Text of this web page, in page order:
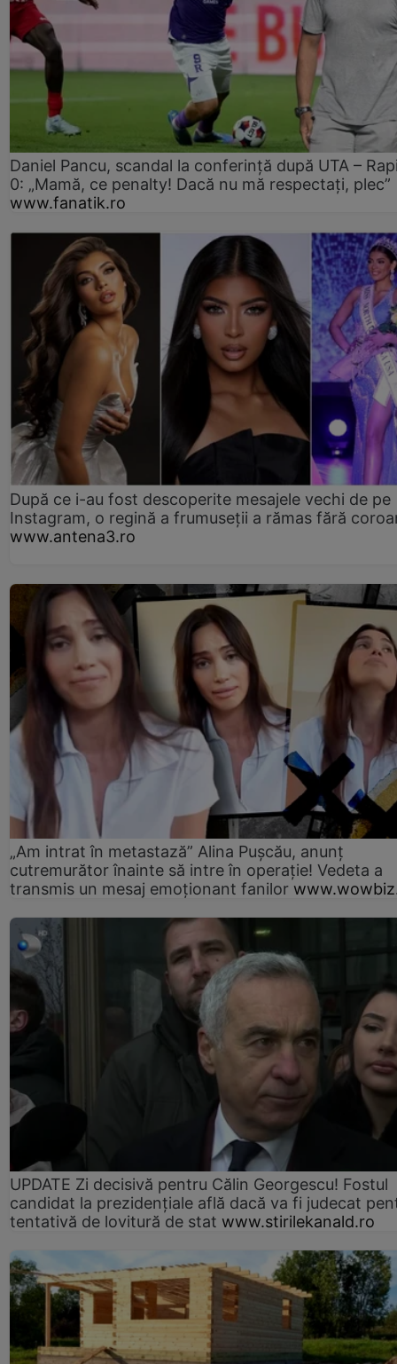
Daniel Pancu, scandal la conferință după UTA –
0: „Mamă, ce penalty! Dacă nu mă respectați, plec”
www.fanatik.ro
După ce i-au fost descoperite mesajele vechi de pe
Instagram, o regină a frumuseții a rămas fără
www.antena3.ro
„Am intrat în metastază” Alina Pușcău, anunț
cutremurător înainte să intre în operație! Vedeta a
transmis un mesaj emoționant fanilor
UPDATE Zi decisivă pentru Călin Georgescu! Fostul
candidat la prezidențiale află dacă va fi judecat
tentativă de lovitură de stat www.stirilekanald.ro